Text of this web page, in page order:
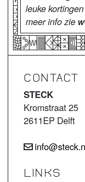
leuke
meer info zie
CONTACT
STECK
Kromstraat 25
2611EP Delft
LINKS